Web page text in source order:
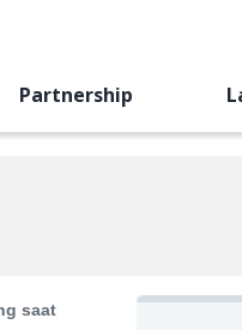
Partnership
saat